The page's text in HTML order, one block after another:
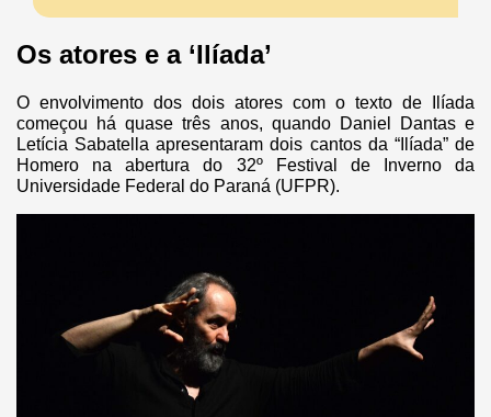
Os atores e a ‘Ilíada’
O envolvimento dos dois atores com o texto de Ilíada
começou há quase três anos, quando Daniel Dantas e
Letícia Sabatella apresentaram dois cantos da “Ilíada” de
Homero na abertura do 32º Festival de Inverno da
Universidade Federal do Paraná (UFPR).